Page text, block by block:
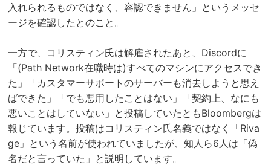
入れられるものではなく、容認できません」というメッセ
ージを確認したとのこと。
一方で、コリスティン氏は解雇されたあと、Discordに
「(Path Network在職時は)すべてのマシンにアクセスでき
た」「カスタマーサポートのサーバーも消去しようと思え
ばできた」「でも悪用したことはない」「契約上、なにも
悪いことはしていない」と投稿していたともBloombergは
報じています。投稿はコリスティン氏名義ではなく「Riva
ge」という名前が使われていましたが、知人ら6人は「偽
名だと言っていた」と説明しています。